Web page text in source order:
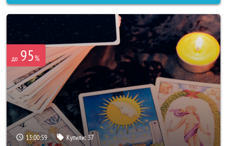
до 95%
13:00:55 Купили: 37